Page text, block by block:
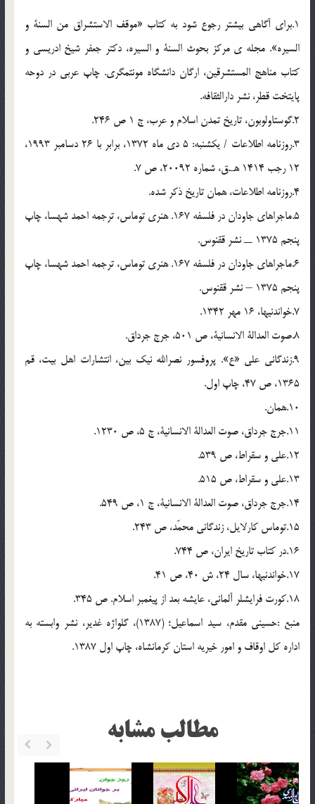
1.برای آگاهی بیشتر رجوع شود به کتاب «موقف الاستشراق من السنة و
السیره». مجله ی مرکز بحوث السنة و السیره، دکتر جعفر شیخ ادریسی و
کتاب مناهج المستشرقین، ارگان دانشگاه مونتمگری. چاپ عربی در دوحه
پایتخت قطر، نشر دارالثقافه.
2.گوستاولوبون، تاریخ تمدن اسلام و عرب، ج 1 ص 246.
3.روزنامه اطلاعات / یکشنبه: 5 دی ماه 1372، برابر با 26 دسامبر 1993،
12 رجب 1414 هـ.ق، شماره 20092، ص 7.
4.روزنامه اطلاعات، همان تاریخ ذکر شده.
5.ماجراهای جاودان در فلسفه 167. هنری توماس، ترجمه احمد شهسا، چاپ
پنجم 1375 ــ نشر ققنوس.
6.ماجراهای جاودان در فلسفه 167. هنری توماس، ترجمه احمد شهسا، چاپ
پنجم 1375 – نشر ققنوس.
7.خواندنیها، 16 مهر 1342.
8.صوت العدالة الانسانیة، ص 501، جرج جرداق.
9.زندگانی علی «ع». پروفسور نصرالله نیک بین، انتشارات اهل بیت، قم
1365، ص 47، چاپ اول.
10.همان.
11.جرج جرداق، صوت العدالة الانسانیة، ج 5، ص 1230.
12.علی و سقراط، ص 539.
13.علی و سقراط، ص 515.
14.جرج جرداق، صوت العدالة الانسانیة، ج 1، ص 549.
15.توماس کارلایل، زندگانی محمّد، ص 243.
16.در کتاب تاریخ ایران، ص 744.
17.خواندنیها، سال 24، ش 40، ص 41.
18.کورت فرایشلر آلمانی، عایشه بعد از پیغمبر اسلام. ص 345.
منبع :حسینی مقدم، سید اسماعیل؛ (1387)، گلواژه غدیر، نشر وابسته به
اداره کل اوقاف و امور خیریه استان کرمانشاه، چاپ اول 1387.
مطالب مشابه